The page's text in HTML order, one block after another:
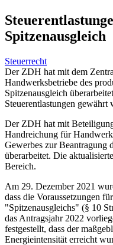
Spitzenausgleich
Steuerrecht
Der ZDH hat mit dem
Handwerksbetriebe des
Spitzenausgleich
Steuerentlastungen gewährt
Der ZDH hat mit
Handreichung für
Gewerbes zur Beantragung
überarbeitet. Die
Bereich.
Am 29. Dezember 2021
dass die Voraussetzungen
"Spitzenausgleichs" (§ 10
das Antragsjahr 2022
festgestellt, dass der
Energieintensität erreicht